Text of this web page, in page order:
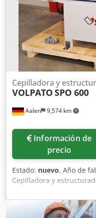
Aalen 9,574 km
Cepilladora y
VOLPATOSPO 600
Información de
precio
Estado: nuevo, Año de
Cepilladora y
fabricación 2023,
in Italy VOLPATO
años Ancho de trabajo